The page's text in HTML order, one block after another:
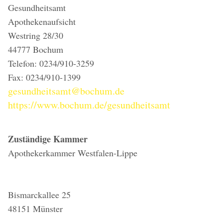
Gesundheitsamt
Apothekenaufsicht
Westring 28/30
44777 Bochum
Telefon: 0234/910-3259
Fax: 0234/910-1399
gesundheitsamt@bochum.de
https://www.bochum.de/gesundheitsamt
Zuständige Kammer
Apothekerkammer Westfalen-Lippe
Bismarckallee 25
48151 Münster